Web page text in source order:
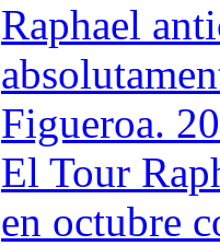
Raphael
Figueroa.
El Tour
en octubre